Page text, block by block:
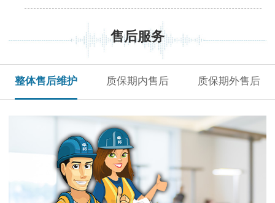
售后服务
整体售后维护 质保期内售后 质保期外售后